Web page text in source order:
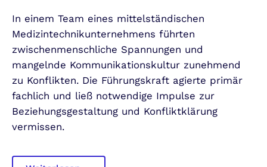
In einem Team eines mittelständischen
Medizintechnikunternehmens führten
zwischenmenschliche Spannungen und
mangelnde Kommunikationskultur zunehmend
zu Konflikten. Die Führungskraft agierte primär
fachlich und ließ notwendige Impulse zur
Beziehungsgestaltung und Konfliktklärung
vermissen.